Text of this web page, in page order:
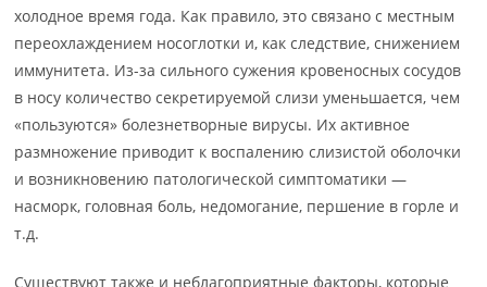
холодное время года. Как правило, это связано с местным
переохлаждением носоглотки и, как следствие, снижением
иммунитета. Из-за сильного сужения кровеносных сосудов
в носу количество секретируемой слизи уменьшается, чем
«пользуются» болезнетворные вирусы. Их активное
размножение приводит к воспалению слизистой оболочки
и возникновению патологической симптоматики —
насморк, головная боль, недомогание, першение в горле и
т.д.
Существуют также и неблагоприятные факторы, которые